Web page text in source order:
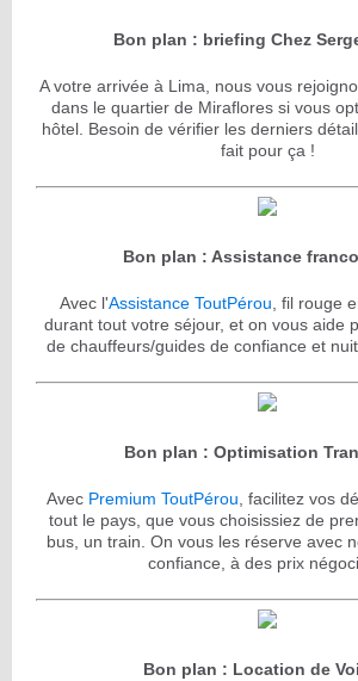
Bon plan : briefing Chez
A votre arrivée à Lima, nous vous
dans le quartier de Miraflores si vous
hôtel. Besoin de vérifier les derniers
fait pour ça !
Bon plan : Assistance
Avec l'Assistance ToutPérou, fil rouge
durant tout votre séjour, et on vous aide
de chauffeurs/guides de confiance et
Bon plan : Optimisation
Avec Premium ToutPérou, facilitez vos
tout le pays, que vous choisissiez de
bus, un train. On vous les réserve avec
confiance, à des prix
Bon plan : Location de